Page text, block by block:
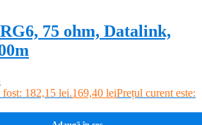
75 ohm, Datalink,
182,15 lei.169,40 leiPrețul curent este: